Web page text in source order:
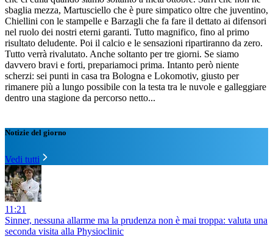
sbaglia mezza, Martusciello che è pure simpatico oltre che juventino,
Chiellini con le stampelle e Barzagli che fa fare il dettato ai difensori
nel ruolo dei nostri eterni garanti. Tutto magnifico, fino al primo
risultato deludente. Poi il calcio e le sensazioni ripartiranno da zero.
Tutto verrà rivalutato. Anche soltanto per tre giorni. Se siamo
davvero bravi e forti, prepariamoci prima. Intanto però niente
scherzi: sei punti in casa tra Bologna e Lokomotiv, giusto per
rimanere più a lungo possibile con la testa tra le nuvole e galleggiare
dentro una stagione da percorso netto...
Notizie del giorno
Vedi tutti
11:21
Sinner, nessuna allarme ma la prudenza non è mai troppa: valuta una
seconda visita alla Physioclinic